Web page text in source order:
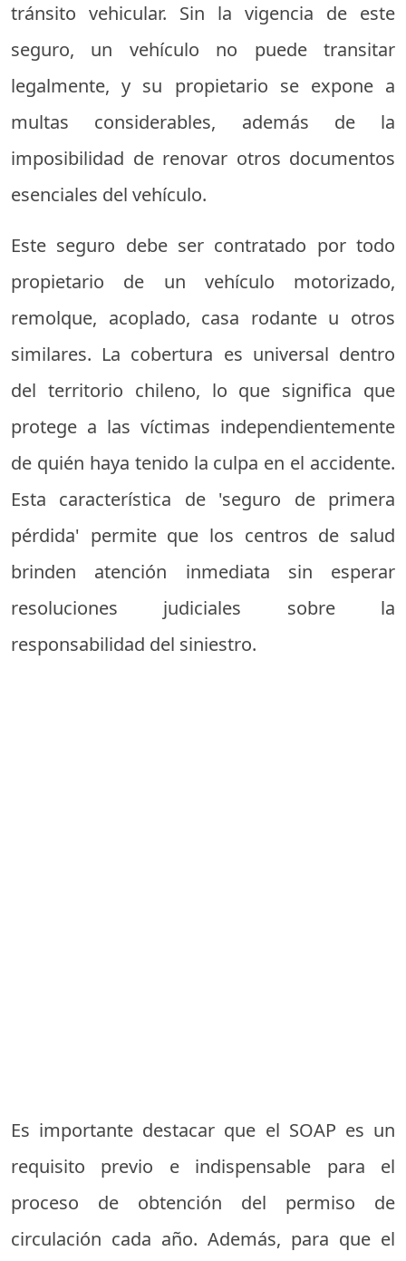
tránsito vehicular. Sin la vigencia de este
seguro, un vehículo no puede transitar
legalmente, y su propietario se expone a
multas considerables, además de la
imposibilidad de renovar otros documentos
esenciales del vehículo.
Este seguro debe ser contratado por todo
propietario de un vehículo motorizado,
remolque, acoplado, casa rodante u otros
similares. La cobertura es universal dentro
del territorio chileno, lo que significa que
protege a las víctimas independientemente
de quién haya tenido la culpa en el accidente.
Esta característica de 'seguro de primera
pérdida' permite que los centros de salud
brinden atención inmediata sin esperar
resoluciones judiciales sobre la
responsabilidad del siniestro.
Es importante destacar que el SOAP es un
requisito previo e indispensable para el
proceso de obtención del permiso de
circulación cada año. Además, para que el